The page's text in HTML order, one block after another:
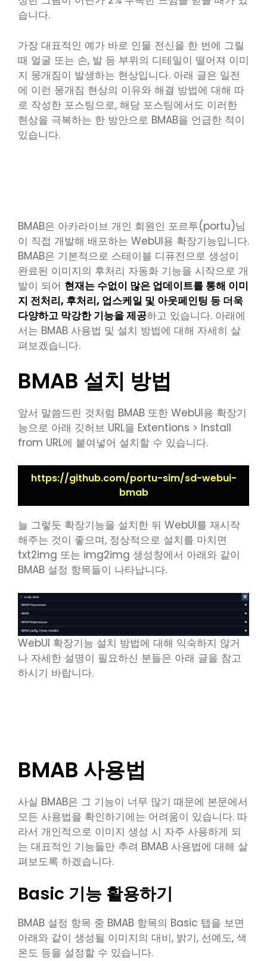
습니다.
가장 대표적인 예가 바로 인물 전신을 한 번에 그릴
때 얼굴 또는 손, 발 등 부위의 디테일이 떨어져 이미
지 뭉개짐이 발생하는 현상입니다. 아래 글은 일전
에 이런 뭉개짐 현상의 이유와 해결 방법에 대해 따
로 작성한 포스팅으로, 해당 포스팅에서도 이러한
현상을 극복하는 한 방안으로 BMAB을 언급한 적이
있습니다.
BMAB은 아카라이브 개인 회원인 포르투(portu)님
이 직접 개발해 배포하는 WebUI용 확장기능입니다.
BMAB은 기본적으로 스테이블 디퓨전으로 생성이
완료된 이미지의 후처리 자동화 기능을 시작으로 개
발이 되어 현재는 수없이 많은 업데이트를 통해 이미
지 전처리, 후처리, 업스케일 및 아웃페인팅 등 더욱
다양하고 막강한 기능을 제공하고 있습니다. 아래에
서는 BMAB 사용법 및 설치 방법에 대해 자세히 살
펴보겠습니다.
BMAB 설치 방법
앞서 말씀드린 것처럼 BMAB 또한 WebUI용 확장기
능으로 아래 깃허브 URL을 Extentions > Install
from URL에 붙여넣어 설치할 수 있습니다.
https://github.com/portu-sim/sd-webui-
bmab
늘 그렇듯 확장기능을 설치한 뒤 WebUI를 재시작
해주는 것이 좋으며, 정상적으로 설치를 마치면
txt2img 또는 img2img 생성창에서 아래와 같이
BMAB 설정 항목들이 나타납니다.
WebUI 확장기능 설치 방법에 대해 익숙하지 않거
나 자세한 설명이 필요하신 분들은 아래 글을 참고
하시기 바랍니다.
BMAB 사용법
사실 BMAB은 그 기능이 너무 많기 때문에 본문에서
모든 사용법을 확인하기에는 어려움이 있습니다. 따
라서 개인적으로 이미지 생성 시 자주 사용하게 되
는 대표적인 기능들만 추려 BMAB 사용법에 대해 살
펴보도록 하겠습니다.
Basic 기능 활용하기
BMAB 설정 항목 중 BMAB 항목의 Basic 탭을 보면
아래와 같이 생성될 이미지의 대비, 밝기, 선예도, 색
온도 등을 설정할 수 있습니다.